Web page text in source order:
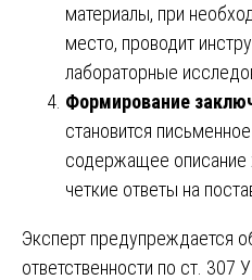
материалы, при
место, проводит
лабораторные
Формирование
становится
содержащее описание
четкие ответы на
Эксперт предупреждается
ответственности по ст.